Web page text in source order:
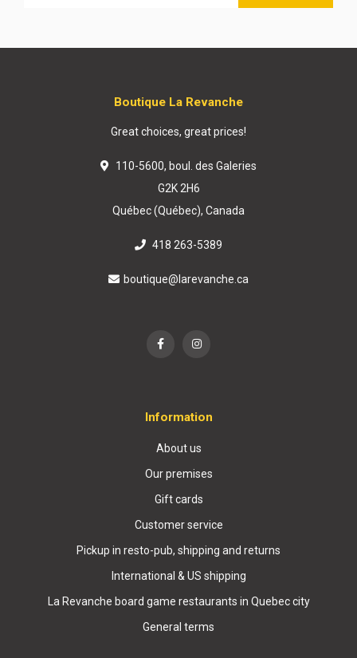
Boutique La Revanche
Great choices, great prices!
110-5600, boul. des Galeries
G2K 2H6
Québec (Québec), Canada
418 263-5389
boutique@larevanche.ca
Information
About us
Our premises
Gift cards
Customer service
Pickup in resto-pub, shipping and returns
International & US shipping
La Revanche board game restaurants in Quebec city
General terms